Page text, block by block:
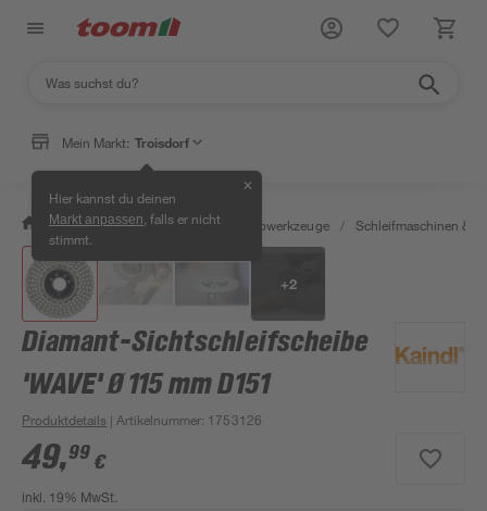
Mein Markt: Troisdorf
Hier kannst du deinen
Markt anpassen , falls er nicht
stimmt.
✕
/ Werkstatt & Maschinen / Elektrowerkzeuge / Schleifmaschinen &
+2
Diamant-Sichtschleifscheibe
'WAVE' Ø 115 mm D151
Produktdetails | Artikelnummer: 1753126
49,99 €
inkl. 19% MwSt.